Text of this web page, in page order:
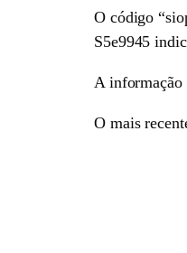
O código
S5e9945
A informação
O mais